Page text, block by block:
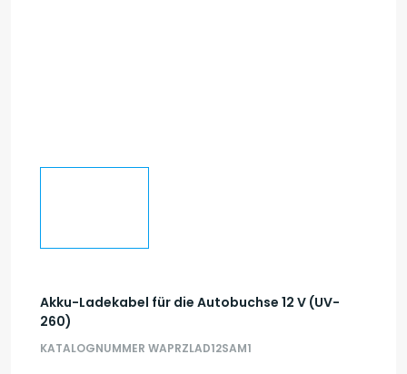
Akku-Ladekabel für die Autobuchse 12 V (UV-
260)
KATALOGNUMMER WAPRZLAD12SAM1